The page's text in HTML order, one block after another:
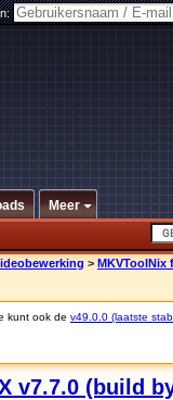
Meer
> MKVToolNix
kunt ook de v49.0.0 (laatste
v7.7.0 (build